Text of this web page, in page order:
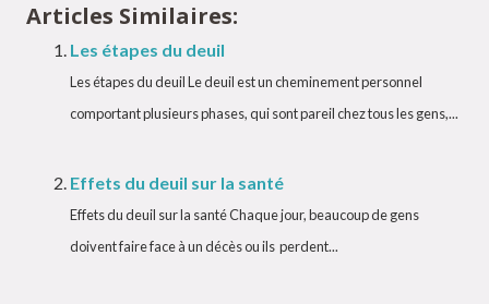
Articles Similaires:
Les étapes du deuil
Les étapes du deuil Le deuil est un cheminement personnel
comportant plusieurs phases, qui sont pareil chez tous les gens,...
Effets du deuil sur la santé
Effets du deuil sur la santé Chaque jour, beaucoup de gens
doivent faire face à un décès ou ils perdent...